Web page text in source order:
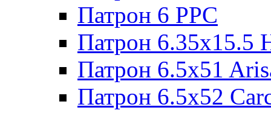
Патрон 6 PPC
Патрон 6.35x15.5
Патрон 6.5x51
Патрон 6.5x52